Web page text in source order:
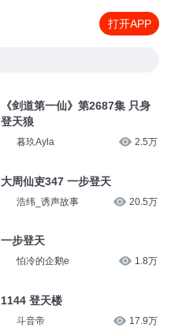
打开APP
《剑道第一仙》第2687集 只身
登天狼
暮玖Ayla 2.5万
大周仙吏347 一步登天
浩纬_诱声故事 20.5万
一步登天
怕冷的企鹅e 1.8万
1144 登天楼
斗音帝 17.9万